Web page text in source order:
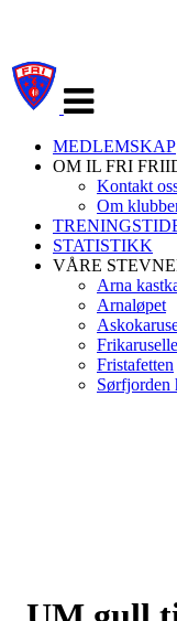
navigasjon
MEDLEMSKAP
OM IL FRI
Kontakt
Om
STATISTIKK
VÅRE
Arna
Arnaløpet
Fristafetten
Sørfjorden